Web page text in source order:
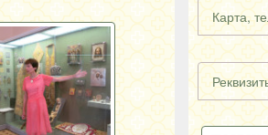
Карта,